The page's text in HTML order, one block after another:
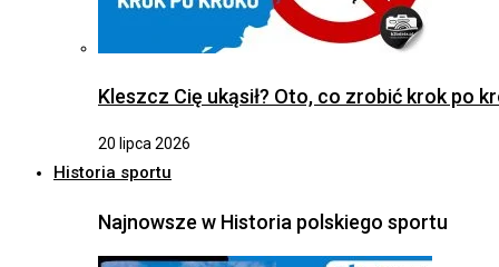
Kleszcz Cię ukąsił? Oto, co zrobić krok po
20 lipca 2026
Historia sportu
Najnowsze w Historia polskiego sportu